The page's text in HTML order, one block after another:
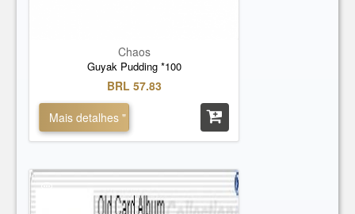
Chaos
Guyak Pudding *100
BRL 57.83
Mais detalhes "